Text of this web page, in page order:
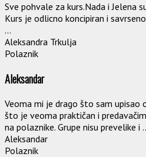
Sve pohvale za kurs.Nada i Jelena
Kurs je odlicno koncipiran i
...
Aleksandra Trkulja
Polaznik
Aleksandar
Veoma mi je drago što sam upisao
što je veoma praktičan i
na polaznike. Grupe nisu prevelike i
Aleksandar
Polaznik